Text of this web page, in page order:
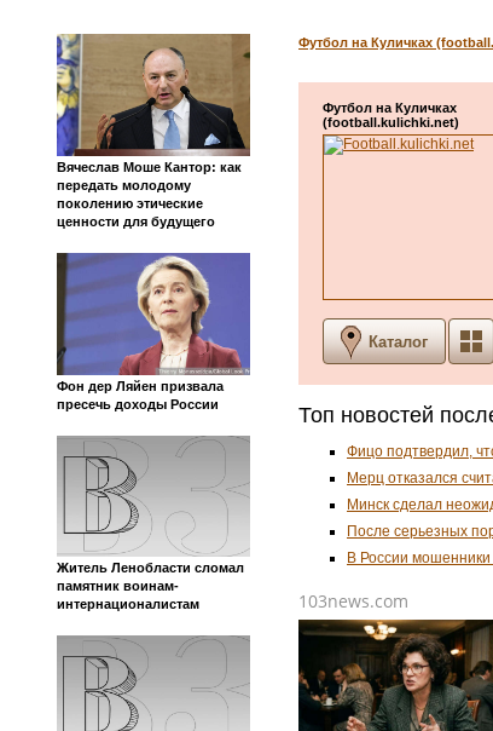
Вячеслав Моше Кантор: как
передать молодому
поколению этические
ценности для будущего
Фон дер Ляйен призвала
пресечь доходы России
Житель Ленобласти сломал
памятник воинам-
интернационалистам
Футбол на Куличках
Футбол на Куличках
(football.kulichki.net)
Каталог
Топ новостей
Фицо подтвердил,
Мерц отказался
Минск сделал
После серьезных
В России
103news.com